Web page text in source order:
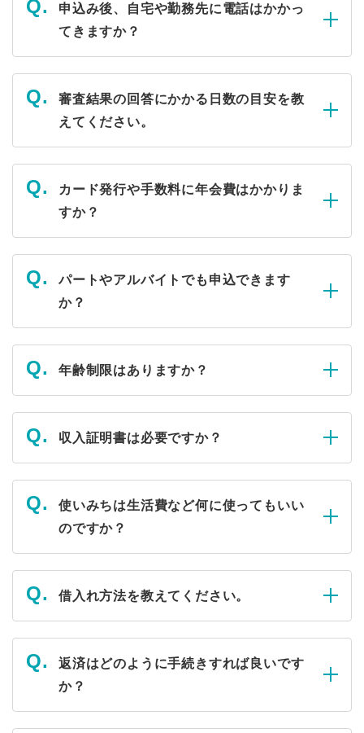
申込み後、自宅や勤務先に電話はかかっ
てきますか？
審査結果の回答にかかる日数の目安を教
えてください。
カード発行や手数料に年会費はかかりま
すか？
パートやアルバイトでも申込できます
か？
年齢制限はありますか？
収入証明書は必要ですか？
使いみちは生活費など何に使ってもいい
のですか？
借入れ方法を教えてください。
返済はどのように手続きすれば良いです
か？